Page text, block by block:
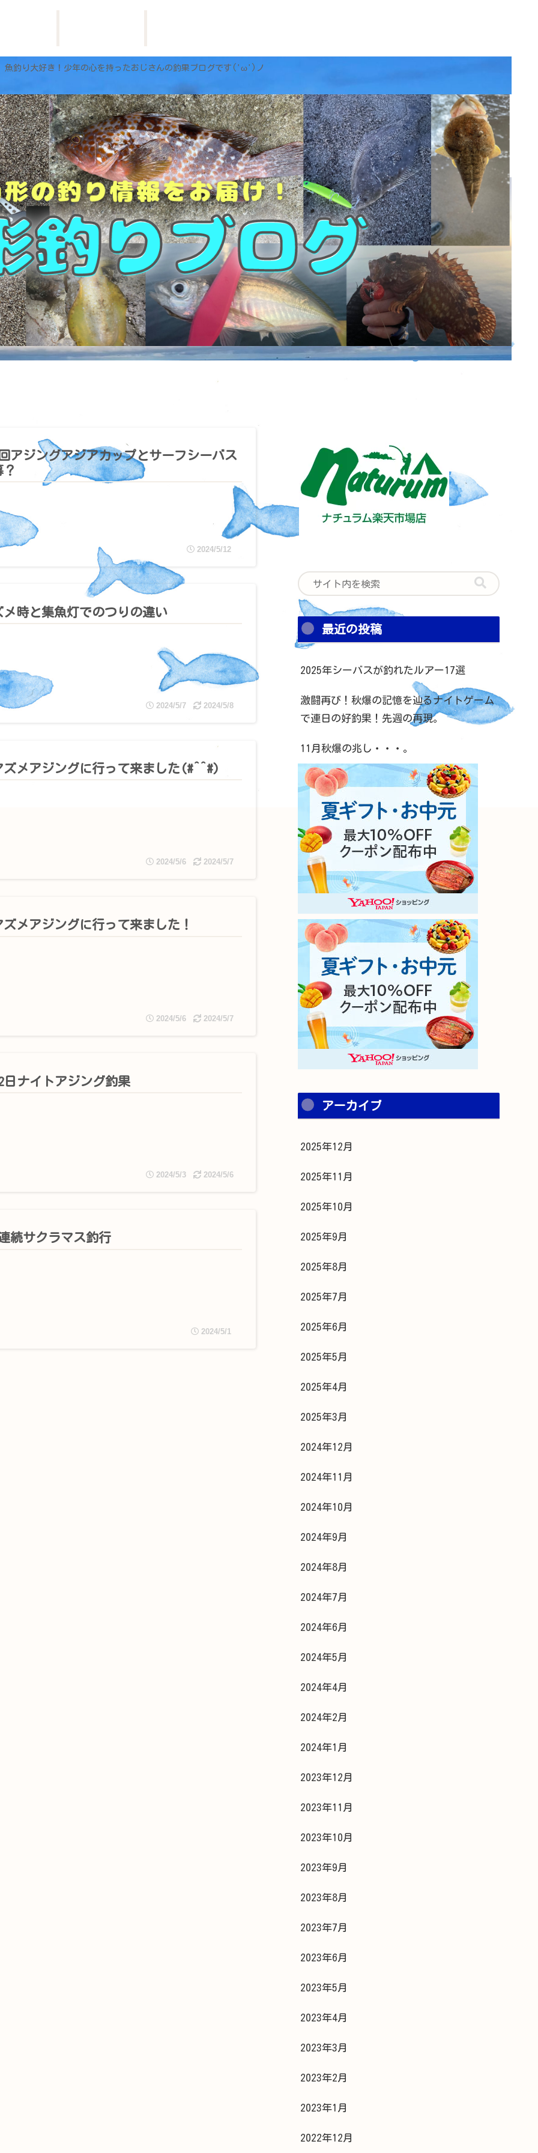
魚釣り大好き！少年の心を持ったおじさんの釣果ブログです('ω')ノ
アジングアジアカップとサーフシーバス
2024/5/12
メ時と集魚灯でのつりの違い
2024/5/7 2024/5/8
ズメアジングに行って来ました(#^^#)
2024/5/6 2024/5/7
ズメアジングに行って来ました！
2024/5/6 2024/5/7
日ナイトアジング釣果
2024/5/3 2024/5/6
続サクラマス釣行
2024/5/1
最近の投稿
2025年シーバスが釣れたルアー17選
激闘再び！秋爆の記憶を辿るナイトゲーム
で連日の好釣果！先週の再現。
11月秋爆の兆し・・・。
アーカイブ
2025年12月
2025年11月
2025年10月
2025年9月
2025年8月
2025年7月
2025年6月
2025年5月
2025年4月
2025年3月
2024年12月
2024年11月
2024年10月
2024年9月
2024年8月
2024年7月
2024年6月
2024年5月
2024年4月
2024年2月
2024年1月
2023年12月
2023年11月
2023年10月
2023年9月
2023年8月
2023年7月
2023年6月
2023年5月
2023年4月
2023年3月
2023年2月
2023年1月
2022年12月